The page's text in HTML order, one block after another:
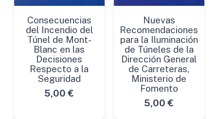
Consecuencias
del Incendio del
Túnel de Mont-
Blanc en las
Decisiones
Respecto a la
Seguridad
5,00 €
Nuevas
Recomendaciones
para la Iluminación
de Túneles de la
Dirección General
de Carreteras,
Ministerio de
Fomento
5,00 €